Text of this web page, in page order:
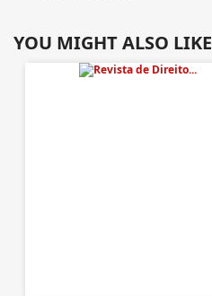
YOU MIGHT ALSO LIKE